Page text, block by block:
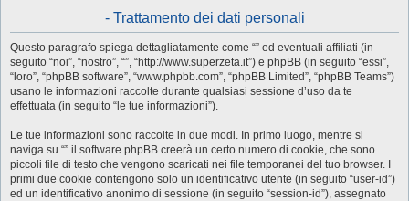
- Trattamento dei dati personali
Questo paragrafo spiega dettagliatamente come “” ed eventuali affiliati (in
seguito “noi”, “nostro”, “”, “http://www.superzeta.it”) e phpBB (in seguito “essi”,
“loro”, “phpBB software”, “www.phpbb.com”, “phpBB Limited”, “phpBB Teams”)
usano le informazioni raccolte durante qualsiasi sessione d’uso da te
effettuata (in seguito “le tue informazioni”).
Le tue informazioni sono raccolte in due modi. In primo luogo, mentre si
naviga su “” il software phpBB creerà un certo numero di cookie, che sono
piccoli file di testo che vengono scaricati nei file temporanei del tuo browser. I
primi due cookie contengono solo un identificativo utente (in seguito “user-id”)
ed un identificativo anonimo di sessione (in seguito “session-id”), assegnato